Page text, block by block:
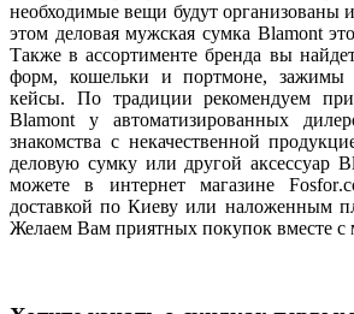
необходимые вещи будут организованы
этом деловая мужская сумка Blamont
Также в ассортименте бренда вы
форм, кошельки и портмоне, зажимы
кейсы. По традиции рекомендуем
Blamont
у
автоматизированных
знакомства с некачественной
деловую сумку или другой аксессуар
можете в интернет магазинеFosfor.
доставкой по Киеву или наложенным
Желаем Вам приятных покупок вместе с